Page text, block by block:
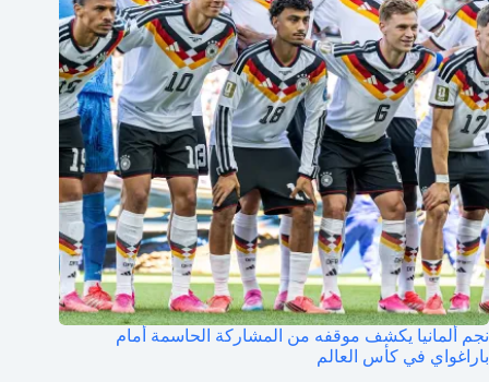
نجم ألمانيا يكشف موقفه من المشاركة الحاسمة أمام
باراغواي في كأس العالم